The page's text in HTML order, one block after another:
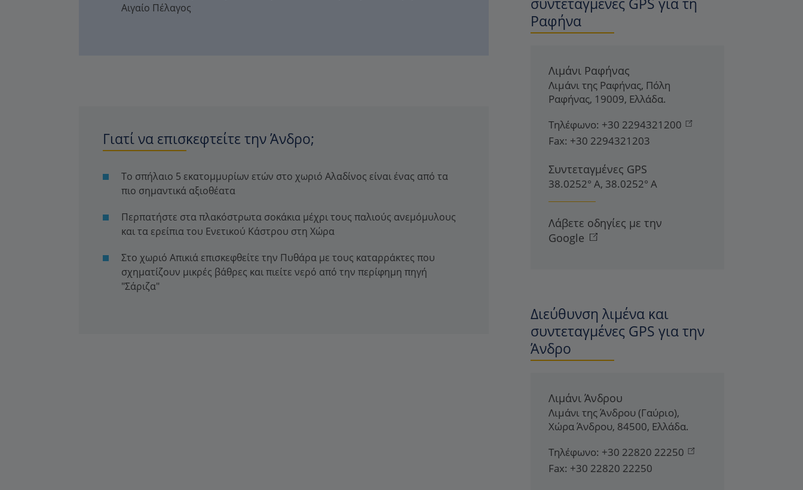
Αιγαίο Πέλαγος
Γιατί να επισκεφτείτε την Άνδρο;
Το σπήλαιο 5 εκατομμυρίων ετών στο χωριό Αλαδίνος είναι ένας από τα
πιο σημαντικά αξιοθέατα
Περπατήστε στα πλακόστρωτα σοκάκια μέχρι τους παλιούς ανεμόμυλους
και τα ερείπια του Ενετικού Κάστρου στη Χώρα
Στο χωριό Απικιά επισκεφθείτε την Πυθάρα με τους καταρράκτες που
σχηματίζουν μικρές βάθρες και πιείτε νερό από την περίφημη πηγή
"Σάριζα"
Ραφήνα
Λιμάνι Ραφήνας
Λιμάνι της Ραφήνας, Πόλη
Ραφήνας, 19009, Ελλάδα.
Τηλέφωνο: +30 2294321200
Fax: +30 2294321203
Συντεταγμένες GPS
38.0252° Α, 38.0252° Α
Λάβετε οδηγίες με την
Google
Διεύθυνση λιμένα και
συντεταγμένες GPS για την
Άνδρο
Λιμάνι Άνδρου
Λιμάνι της Άνδρου (Γαύριο),
Χώρα Άνδρου, 84500, Ελλάδα.
Τηλέφωνο: +30 22820 22250
Fax: +30 22820 22250